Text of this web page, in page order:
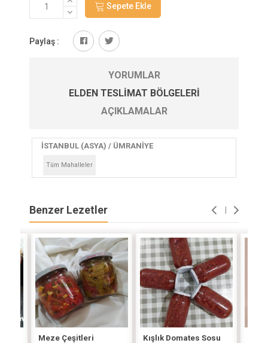
Sepete Ekle
Paylaş :
YORUMLAR
ELDEN TESLIMAT BÖLGELERI
AÇIKLAMALAR
İSTANBUL (ASYA) / ÜMRANİYE
Tüm Mahalleler
Benzer Lezetler
Meze Çeşitleri Kışlık Domates Sosu